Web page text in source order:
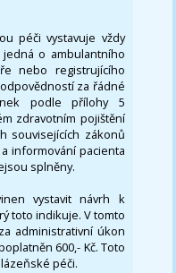
péči vystavuje vždy
o ambulantního
nebo registrujícího
za řádné
podle přílohy 5
zdravotním pojištění
souvisejících zákonů
a informování pacienta
splněny.
vystavit návrh k
toto indikuje. V tomto
administrativní úkon
600,- Kč. Toto
péči.